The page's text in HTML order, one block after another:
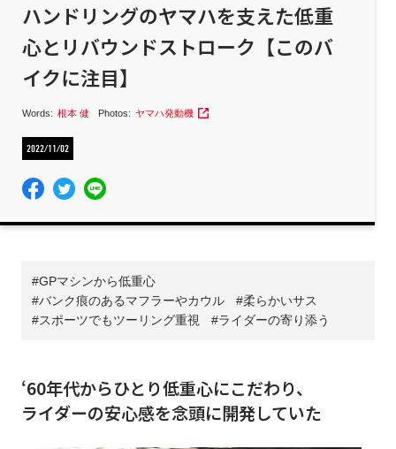
ハンドリングのヤマハを支えた低重
心とリバウンドストローク【このバ
イクに注目】
Words: 根本 健 Photos: ヤマハ発動機
2022/11/02
GPマシンから低重心
バンク痕のあるマフラーやカウル
柔らかいサス
スポーツでもツーリング重視
ライダーの寄り添う
‘60年代からひとり低重心にこだわり、
ライダーの安心感を念頭に開発していた